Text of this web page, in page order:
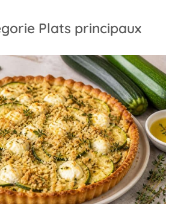
Plats principaux